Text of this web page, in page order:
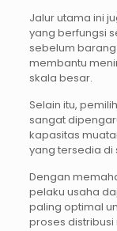
Jalur utama ini
yang berfungsi
sebelum barang
membantu
skala besar.
Selain itu,
sangat
kapasitas
yang tersedia di
Dengan
pelaku usaha
paling optimal
proses